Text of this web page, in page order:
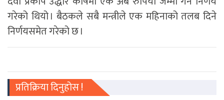
गरेको थियो । बैठकले सबै मन्त्रीले एक महिनाको तलब दिने
निर्णयसमेत गरेको छ ।
प्रतिक्रिया दिनुहोस !